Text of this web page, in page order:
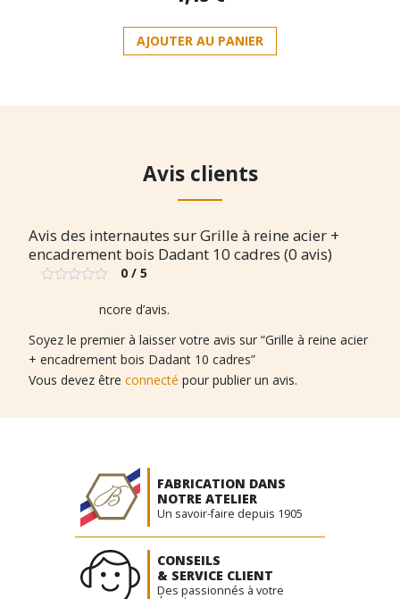
AJOUTER AU PANIER
Avis clients
Avis des internautes sur Grille à reine acier +
encadrement bois Dadant 10 cadres (0 avis)
0 / 5
Il n’y a pas encore d’avis.
Soyez le premier à laisser votre avis sur “Grille à reine acier
+ encadrement bois Dadant 10 cadres”
Vous devez être connecté pour publier un avis.
FABRICATION DANS
NOTRE ATELIER
Un savoir-faire depuis 1905
CONSEILS
& SERVICE CLIENT
Des passionnés à votre